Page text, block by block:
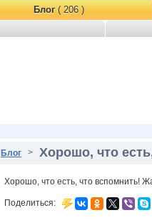
Блог( 206 )
Блог > Хорошо, что
Хорошо, что есть, что вспомнить!
Поделиться: